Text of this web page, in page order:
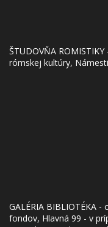
ŠTUDOVŇA
rómskej kultúry,
GALÉRIA BIBLIOTÉKA
fondov, Hlavná 99 - v